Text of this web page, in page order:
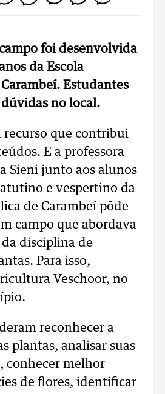
foi desenvolvida
da Escola
Estudantes
no local.
recurso que contribui
E a professora
Sieni junto aos alunos
e vespertino da
de Carambeí pôde
campo que abordava
disciplina de
Para isso,
Veschoor, no
reconhecer a
plantas, analisar suas
conhecer melhor
de flores, identificar